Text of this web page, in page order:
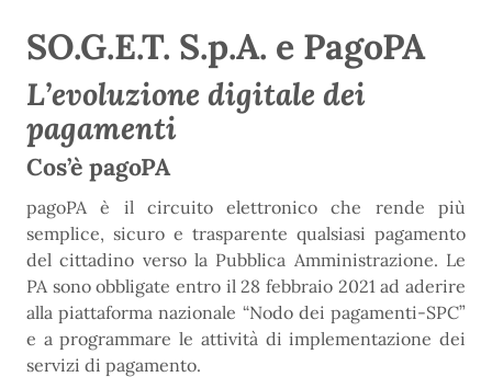
SO.G.E.T. S.p.A. e PagoPA
L’evoluzione digitale dei
pagamenti
Cos’è pagoPA
pagoPA è il circuito elettronico che rende più
semplice, sicuro e trasparente qualsiasi pagamento
del cittadino verso la Pubblica Amministrazione. Le
PA sono obbligate entro il 28 febbraio 2021 ad aderire
alla piattaforma nazionale “Nodo dei pagamenti-SPC”
e a programmare le attività di implementazione dei
servizi di pagamento.